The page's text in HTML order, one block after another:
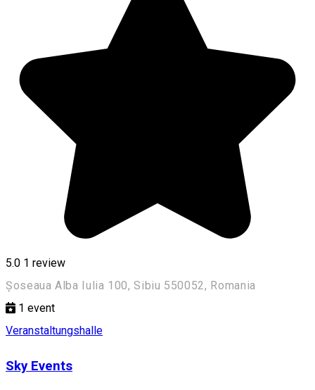
5.0 1 review
Șoseaua Alba Iulia 100, Sibiu 550052, Romania
1 event
Veranstaltungshalle
Sky Events